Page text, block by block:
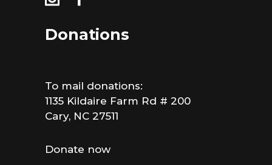
Donations
To mail donations:
1135 Kildaire Farm Rd # 200
Cary, NC 27511
Donate now